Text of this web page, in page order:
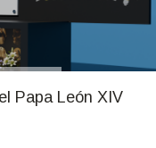
Papa León XIV